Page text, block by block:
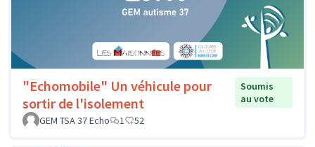
"Echomobile" Un véhicule pour
sortir de l'isolement
Soumis
au vote
GEM TSA 37 Echo
1 52